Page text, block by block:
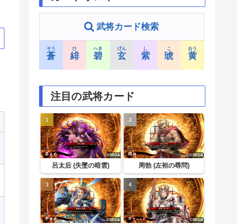
武将カード検索
蒼
そう
緋
ひ
碧
へき
玄
げん
紫
し
琥
こ
黄
おう
注目の武将カード
呂太后 (失墜の暗雲) 周勃 (左袒の尋問)